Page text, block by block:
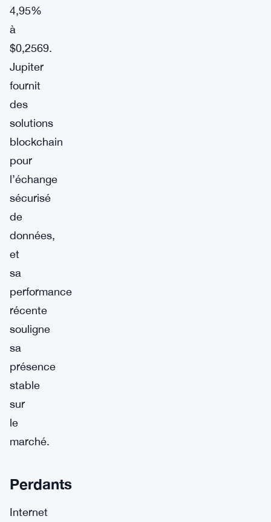
4,95%
à
$0,2569.
Jupiter
fournit
des
solutions
blockchain
pour
l’échange
sécurisé
de
données,
et
sa
performance
récente
souligne
sa
présence
stable
sur
le
marché.
Perdants
Internet